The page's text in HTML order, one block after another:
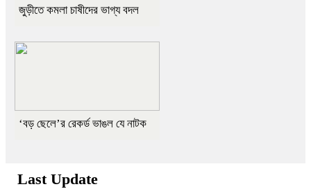
জুড়ীতে কমলা চাষীদের ভাগ্য বদল
‘বড় ছেলে’র রেকর্ড ভাঙল যে নাটক
Last Update